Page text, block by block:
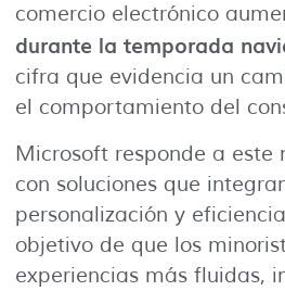
comercio electrónico
durante la temporada
cifra que evidencia un
el comportamiento del
Microsoft responde a este
con soluciones que
personalización y
objetivo de que los
experiencias más fluidas,